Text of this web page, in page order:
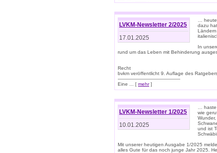
LVKM-Newsletter 2/2025
17.01.2025
…
dazu
In
rund um das Leben mit Behinderung
Recht
bvkm veröffentlicht 9. Auflage des
-------------------------------------------
Eine ... [ mehr]
LVKM-Newsletter 1/2025
10.01.2025
…
wie
und ist
Mit unserer heutigen Ausgabe 1/2025
alles Gute für das noch junge Jahr 2025.